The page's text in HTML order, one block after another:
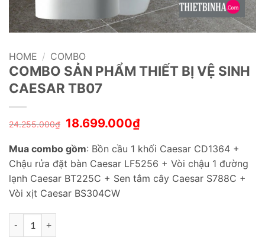
HOME / COMBO
COMBO SẢN PHẨM THIẾT BỊ VỆ SINH
CAESAR TB07
24.255.000₫ 18.699.000₫
Mua combo gồm: Bồn cầu 1 khối Caesar CD1364 +
Chậu rửa đặt bàn Caesar LF5256 + Vòi chậu 1 đường
lạnh Caesar BT225C + Sen tắm cây Caesar S788C +
Vòi xịt Caesar BS304CW